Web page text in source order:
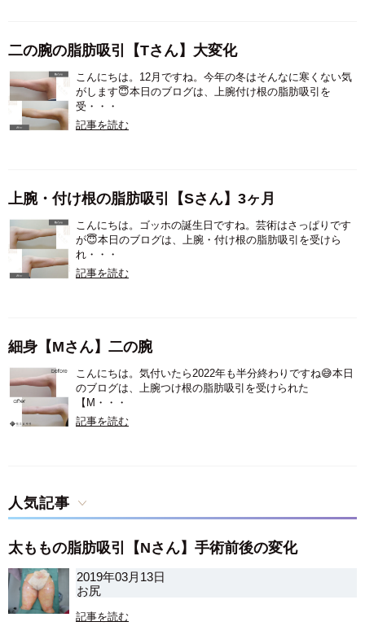
二の腕の脂肪吸引【Tさん】大変化
こんにちは。12月ですね。今年の冬はそんなに寒くない気
がします😇本日のブログは、上腕付け根の脂肪吸引を
受・・・
記事を読む
上腕・付け根の脂肪吸引【Sさん】3ヶ月
こんにちは。ゴッホの誕生日ですね。芸術はさっぱりです
が😇本日のブログは、上腕・付け根の脂肪吸引を受けら
れ・・・
記事を読む
細身【Mさん】二の腕
こんにちは。気付いたら2022年も半分終わりですね😅本日
のブログは、上腕つけ根の脂肪吸引を受けられた
【M・・・
記事を読む
人気記事
太ももの脂肪吸引【Nさん】手術前後の変化
2019年03月13日
お尻
記事を読む